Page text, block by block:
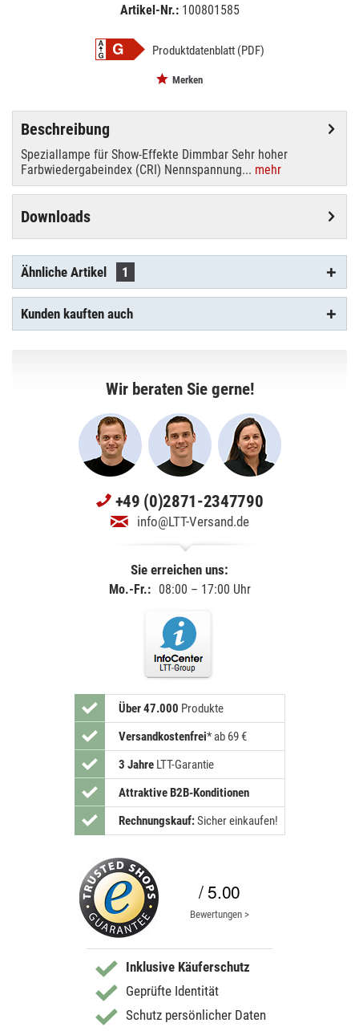
Artikel-Nr.: 100801585
Produktdatenblatt (PDF)
Merken
Beschreibung
Speziallampe für Show-Effekte Dimmbar Sehr hoher
Farbwiedergabeindex (CRI) Nennspannung... mehr
Downloads
Ähnliche Artikel 1
Kunden kauften auch
Wir beraten Sie gerne!
+49 (0)2871-2347790
info@LTT-Versand.de
Sie erreichen uns:
Mo.-Fr.: 08:00 – 17:00 Uhr
Über 47.000 Produkte
Versandkostenfrei* ab 69 €
3 JahreLTT-Garantie
Attraktive B2B-Konditionen
Rechnungskauf:Sicher einkaufen!
/ 5.00
Bewertungen >
Inklusive Käuferschutz
Geprüfte Identität
Schutz persönlicher Daten